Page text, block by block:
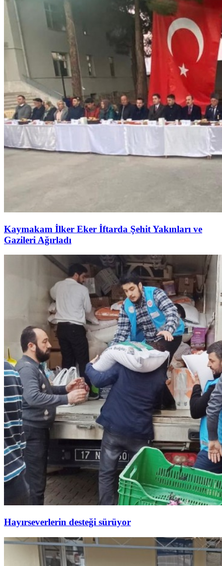
Kaymakam İlker Eker İftarda Şehit Yakınları ve
Gazileri Ağırladı
Hayırseverlerin desteği sürüyor